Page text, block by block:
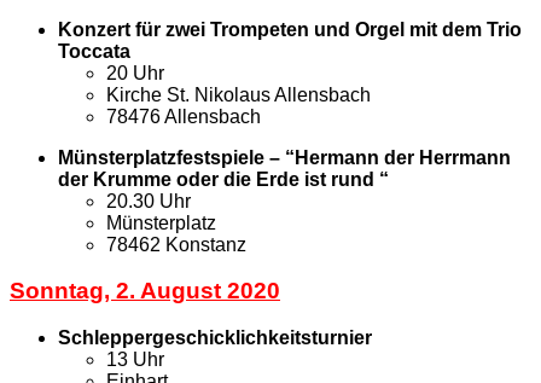
Konzert für zwei Trompeten und Orgel mit dem Trio
Toccata
20 Uhr
Kirche St. Nikolaus Allensbach
78476 Allensbach
Münsterplatzfestspiele – “Hermann der Herrmann
der Krumme oder die Erde ist rund “
20.30 Uhr
Münsterplatz
78462 Konstanz
Sonntag, 2. August 2020
Schleppergeschicklichkeitsturnier
13 Uhr